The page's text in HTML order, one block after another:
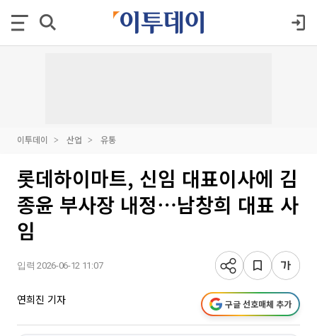
이투데이 산업 유통
롯데하이마트, 신임 대표이사에 김
종윤 부사장 내정⋯남창희 대표 사
임
입력 2026-06-12 11:07
연희진 기자 구글 선호매체 추가